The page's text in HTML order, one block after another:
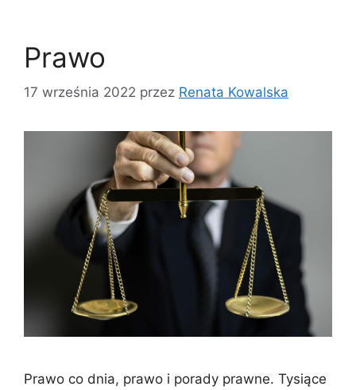
Prawo
17 września 2022 przez Renata Kowalska
Prawo co dnia, prawo i porady prawne. Tysiące